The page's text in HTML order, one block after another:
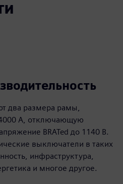
два размера рамы,
А, отключающую
BRATed до 1140 В.
выключатели в таких
инфраструктура,
и многое другое.